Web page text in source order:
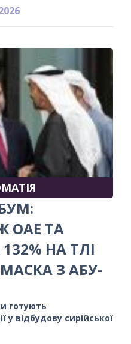
ОАЕ ТА
НА ТЛІ
З АБУ-
готують
у відбудову сирійської